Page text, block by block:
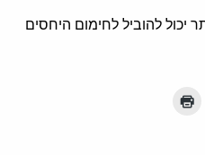
יכול להוביל לחימום היחסים